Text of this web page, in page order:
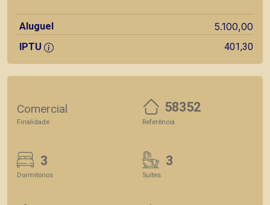
Aluguel 5.100,00
IPTU 401,30
Comercial
Finalidade
58352
Referência
3
Dormitórios
3
Suítes